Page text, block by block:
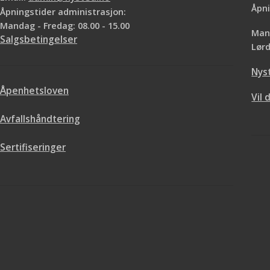
Jordan
fuktig
Åpningstider administrasjon:
Mandag - Fredag: 08.00 - 15.00
Salgsbetingelser
Åpenhetsloven
Avfallshåndtering
Sertifiseringer
Vil